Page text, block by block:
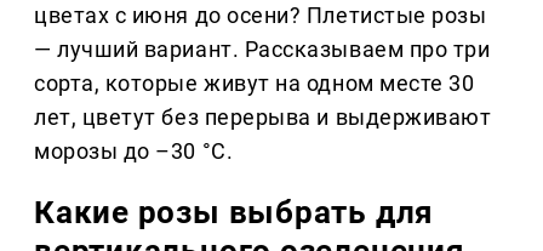
цветах с июня до осени? Плетистые розы
— лучший вариант. Рассказываем про три
сорта, которые живут на одном месте 30
лет, цветут без перерыва и выдерживают
морозы до –30 °C.
Какие розы выбрать для